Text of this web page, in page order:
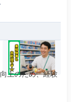
上のため、経験